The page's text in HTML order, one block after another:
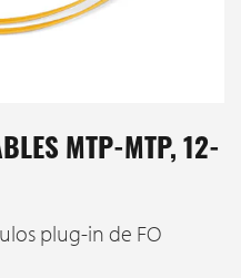
MTP-MTP, 12-
plug-in de FO